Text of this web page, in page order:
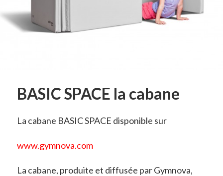
BASIC SPACE la cabane
La cabane BASIC SPACE disponible sur
www.gymnova.com
La cabane, produite et diffusée par Gymnova,